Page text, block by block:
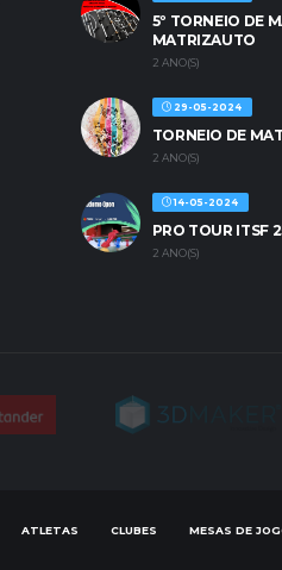
5º TORNEIO DE
MATRIZAUTO
2 ANO(S)
29-05-2024
TORNEIO DE
2 ANO(S)
14-05-2024
PRO TOUR ITSF
2 ANO(S)
ATLETAS CLUBES MESAS DE